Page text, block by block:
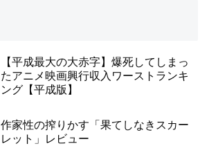
【平成最大の大赤字】爆死してしまっ
たアニメ映画興行収入ワーストランキ
ング【平成版】
作家性の搾りかす「果てしなきスカー
レット」レビュー